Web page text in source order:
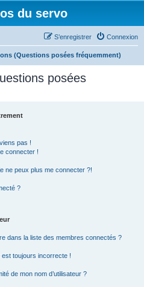
du servo
Connexion
S’enregistrer
(Questions posées fréquemment)
posées
pas !
connecter !
ne peux plus me connecter ?!
?
dans la liste des membres connectés ?
est toujours incorrecte !
de mon nom d’utilisateur ?